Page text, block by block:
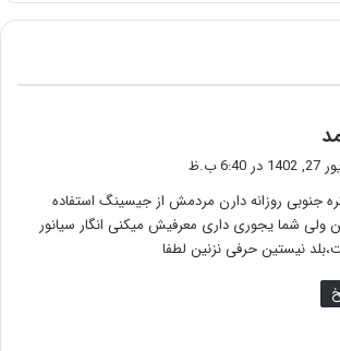
ف
:
ب.ظ
جنوبی روزانه دارن مردمش از جیسینگ استفاده
ولی شما یجوری داری معرفیش میکنی انگار سیانور
نیستین حرفی نزنین لطفا